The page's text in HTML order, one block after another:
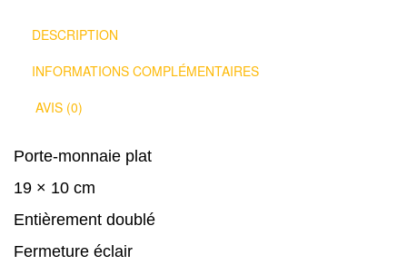
DESCRIPTION
INFORMATIONS COMPLÉMENTAIRES
AVIS (0)
Porte-monnaie plat
19 × 10 cm
Entièrement doublé
Fermeture éclair